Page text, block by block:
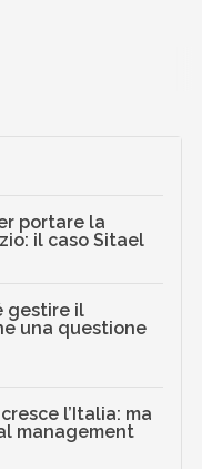
portare la
il caso Sitael
gestire il
una questione
l’Italia: ma
management